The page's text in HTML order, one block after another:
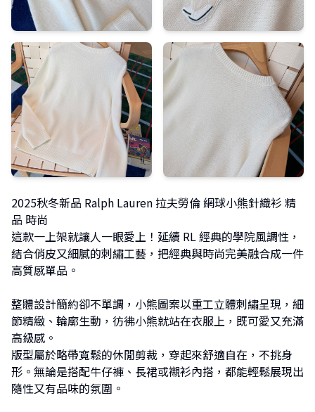
2025秋冬新品 Ralph Lauren 拉夫勞倫 網球小熊針織衫 精
品 時尚
這款一上架就讓人一眼愛上！延續 RL 經典的學院風調性，
結合俏皮又細膩的刺繡工藝，把經典與時尚完美融合成一件
高質感單品。
整體設計簡約卻不單調，小熊圖案以重工立體刺繡呈現，細
節精緻、輪廓生動，彷彿小熊就站在衣服上，既可愛又充滿
高級感。
版型屬於略帶寬鬆的休閒剪裁，穿起來舒適自在，不挑身
形。無論是搭配牛仔褲、長裙或襯衫內搭，都能輕鬆展現出
隨性又有品味的氛圍。